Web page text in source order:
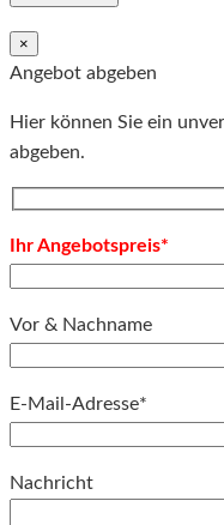
×
Angebot abgeben
Hier können Sie ein
abgeben.
Ihr Angebotspreis*
Vor & Nachname
E-Mail-Adresse*
Nachricht